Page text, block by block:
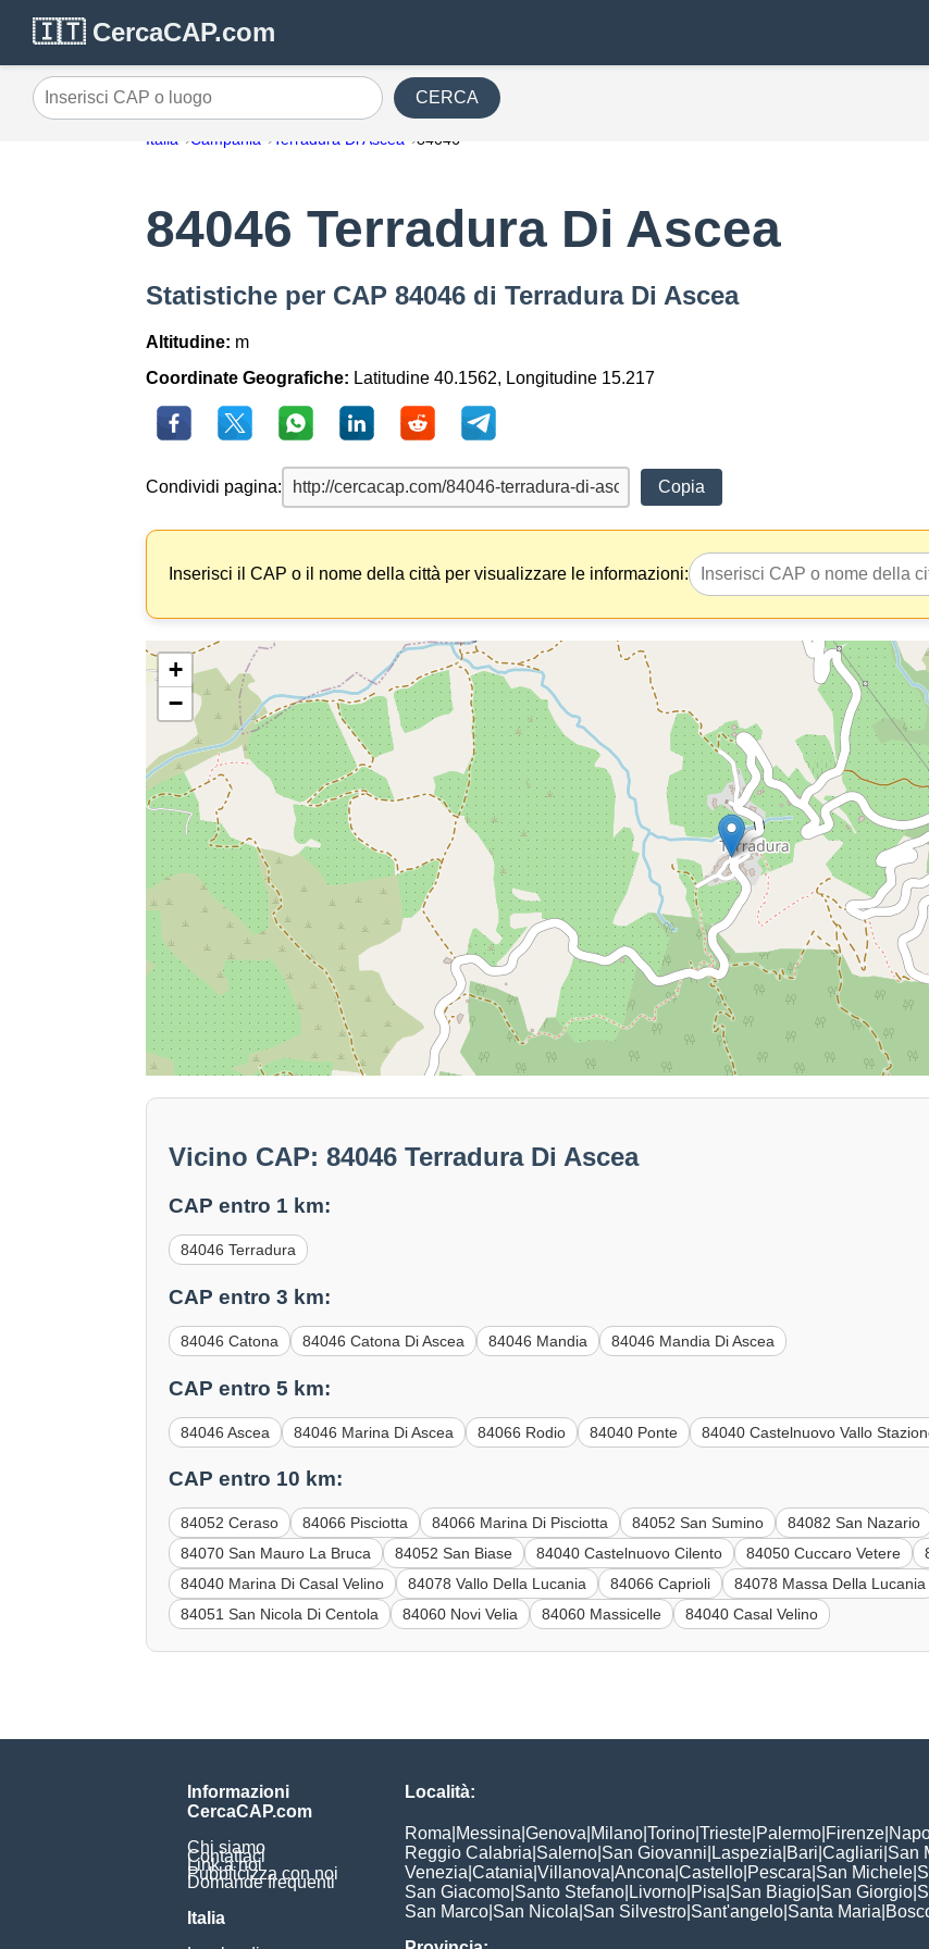
🇮🇹 CercaCAP.com
Inserisci CAP o luogo CERCA
Italia Campania Terradura Di Ascea 84046
84046 Terradura Di Ascea
Statistiche per CAP 84046 di Terradura Di Ascea
Altitudine: m
Coordinate Geografiche: Latitudine 40.1562, Longitudine 15.217
Condividi pagina: Copia
Inserisci il CAP o il nome della città per visualizzare le informazioni:
+
−
Vicino CAP: 84046 Terradura Di Ascea
CAP entro 1 km:
84046 Terradura
CAP entro 3 km:
84046 Catona 84046 Catona Di Ascea 84046 Mandia 84046 Mandia Di Ascea
CAP entro 5 km:
84046 Ascea 84046 Marina Di Ascea 84066 Rodio 84040 Ponte 84040 Castelnuovo Vallo
CAP entro 10 km:
84052 Ceraso 84066 Pisciotta 84066 Marina Di Pisciotta 84052 San Sumino 84082 San Nazario
84070 San Mauro La Bruca
84052 San Biase 84040 Castelnuovo Cilento 84050 Cuccaro Vetere
84040 Marina Di Casal Velino
84078 Vallo Della Lucania 84066 Caprioli 84078 Massa Della Lucania
84051 San Nicola Di Centola
84060 Novi Velia 84060 Massicelle 84040 Casal Velino
Informazioni
CercaCAP.com
Chi siamo
Contattaci
Link a noi
Pubblicizza con noi
Domande frequenti
Italia
Località:
Roma Messina Genova Milano Torino Trieste Palermo Firenze
Reggio Calabria Salerno San Giovanni Laspezia Bari Cagliari San
Venezia Catania Villanova Ancona Castello Pescara San Michele
San Giacomo Santo Stefano Livorno Pisa San Biagio San Giorgio
San Marco San Nicola San Silvestro Sant'angelo Santa Maria